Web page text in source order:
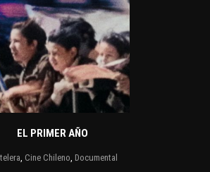
EL PRIMER AÑO
, Cine Chileno, Documental